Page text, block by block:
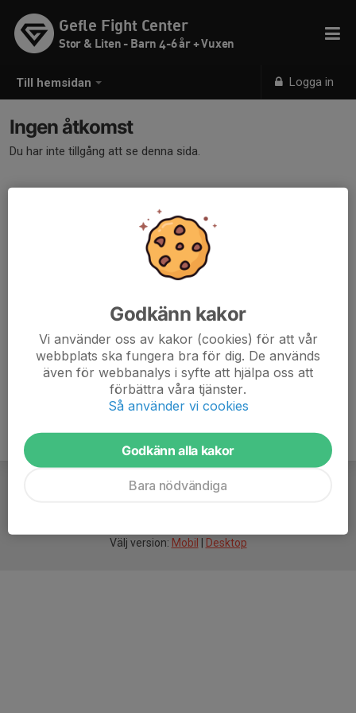
Till hemsidan Logga in
Gefle Fight Center
Stor & Liten - Barn 4-6 år + Vuxen
Ingen åtkomst
Du har inte tillgång att se denna sida.
Välj version: Mobil Desktop
Godkänn kakor
Vi använder oss av kakor (cookies) för att vår
webbplats ska fungera bra för dig. De används
även för webbanalys i syfte att hjälpa oss att
förbättra våra tjänster.
Så använder vi cookies
Godkänn alla kakor
Bara nödvändiga